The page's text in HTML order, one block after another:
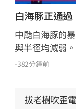
白海豚正通
中颱白海豚的
與半徑均減弱
將逐漸趨緩，
（10）日中南
-382分鐘前
拔老樹吹歪